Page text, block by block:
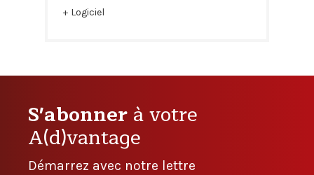
Logiciel
S'abonnerà votre
A(d)vantage
Démarrez avec notre lettre